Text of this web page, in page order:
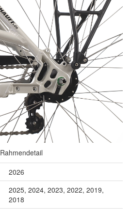
Rahmendetail
2026
2025, 2024, 2023, 2022, 2019,
2018